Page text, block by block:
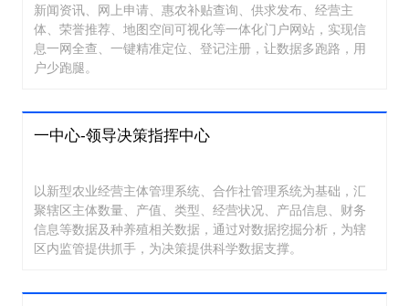
新闻资讯、网上申请、惠农补贴查询、供求发布、经营主
体、荣誉推荐、地图空间可视化等一体化门户网站，实现信
息一网全查、一键精准定位、登记注册，让数据多跑路，用
户少跑腿。
一中心-领导决策指挥中心
以新型农业经营主体管理系统、合作社管理系统为基础，汇
聚辖区主体数量、产值、类型、经营状况、产品信息、财务
信息等数据及种养殖相关数据，通过对数据挖掘分析，为辖
区内监管提供抓手，为决策提供科学数据支撑。